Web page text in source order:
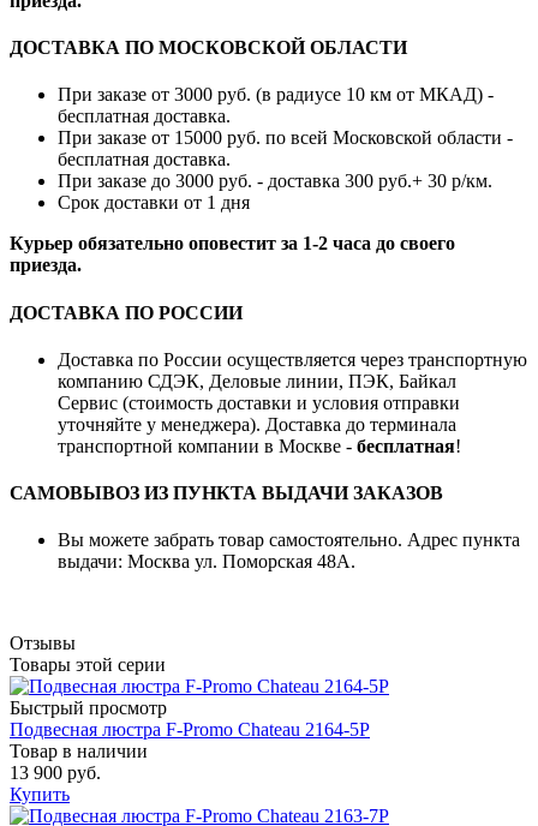
ДОСТАВКА ПО МОСКОВСКОЙ ОБЛАСТИ
При заказе от 3000 руб. (в радиусе 10 км от МКАД) -
бесплатная доставка.
При заказе от 15000 руб. по всей Московской области -
бесплатная доставка.
При заказе до 3000 руб. - доставка 300 руб.+ 30 р/км.
Срок доставки от 1 дня
Курьер обязательно оповестит за 1-2 часа до своего
приезда.
ДОСТАВКА ПО РОССИИ
Доставка по России осуществляется через транспортную
компанию СДЭК, Деловые линии, ПЭК, Байкал
Сервис (стоимость доставки и условия отправки
уточняйте у менеджера). Доставка до терминала
транспортной компании в Москве - бесплатная!
САМОВЫВОЗ ИЗ ПУНКТА ВЫДАЧИ ЗАКАЗОВ
Вы можете забрать товар самостоятельно. Адрес пункта
выдачи: Москва ул. Поморская 48А.
Отзывы
Товары этой серии
Быстрый просмотр
Подвесная люстра F-Promo Chateau 2164-5P
Товар в наличии
13 900 руб.
Купить